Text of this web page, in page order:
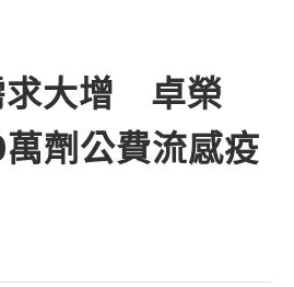
求大增 卓榮
劑公費流感疫